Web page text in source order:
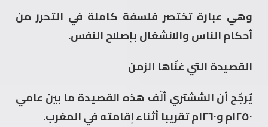
وهي عبارة تختصر فلسفة كاملة في التحرر من
أحكام الناس والانشغال بإصلاح النفس.
القصيدة التي غنّاها الزمن
يُرجَّح أن الششتري ألّف هذه القصيدة ما بين عامي
١٢٥٠م و١٢٦٠م تقريبًا أثناء إقامته في المغرب.